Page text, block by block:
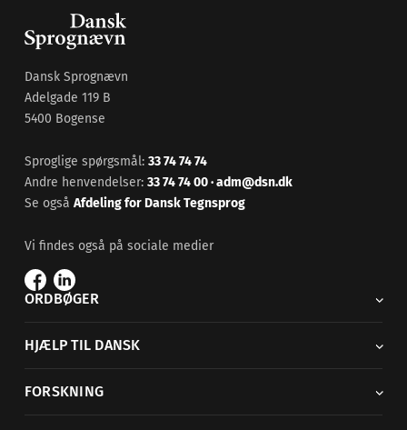
Dansk Sprognævn
Adelgade 119 B
5400 Bogense
Sproglige spørgsmål: 33 74 74 74
Andre henvendelser: 33 74 74 00·adm@dsn.dk
Se også Afdeling for Dansk Tegnsprog
Vi findes også på sociale medier
ORDBØGER
HJÆLP TIL DANSK
FORSKNING